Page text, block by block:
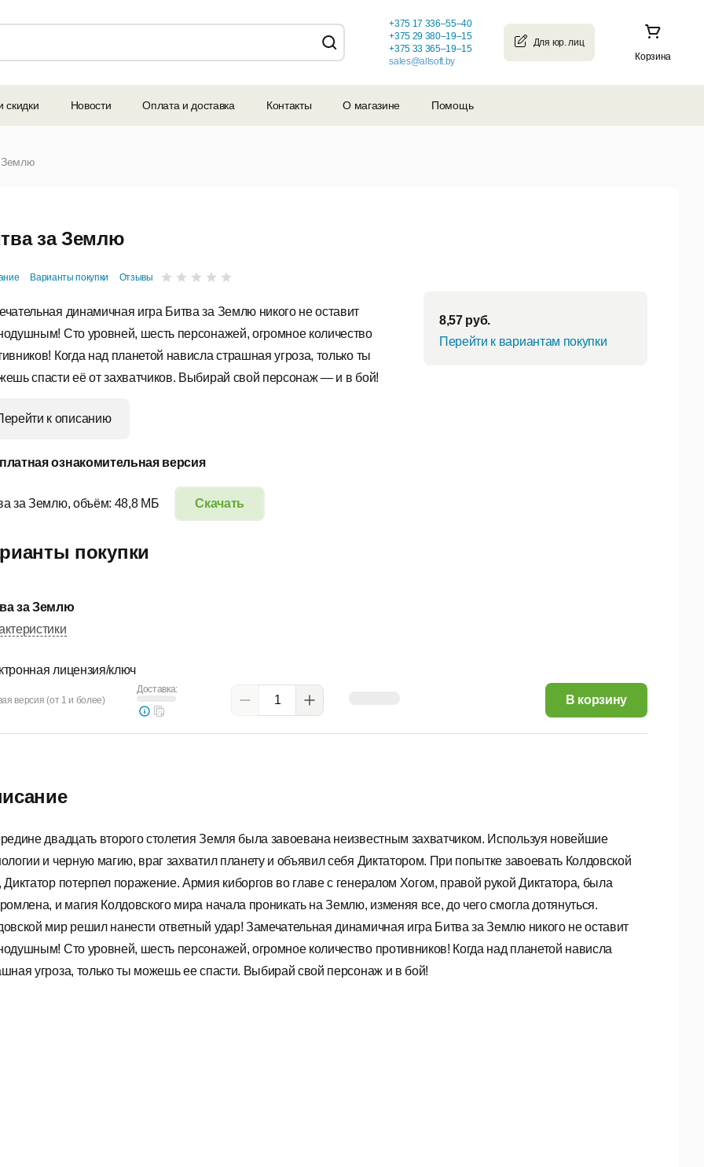
Корзина
+375 17 336–55–40
+375 29 380–19–15
+375 33 365–19–15
sales@allsoft.by
скидки Новости Оплата и доставка Контакты О магазине Помощь
Землю
за Землю
Варианты покупки Отзывы
динамичная игра Битва за Землю никого не оставит
Сто уровней, шесть персонажей, огромное количество
Когда над планетой нависла страшная угроза, только ты
спасти её от захватчиков. Выбирай свой персонаж — и в бой!
к описанию
8,57руб.
Перейти к вариантам покупки
ознакомительная версия
Скачать
за Землю, объём: 48,8 МБ
двадцать второго столетия Земля была завоевана неизвестным захватчиком. Используя новейшие
и черную магию, враг захватил планету и объявил себя Диктатором. При попытке завоевать Колдовской
Диктатор потерпел поражение. Армия киборгов во главе с генералом Хогом, правой рукой Диктатора, была
и магия Колдовского мира начала проникать на Землю, изменяя все, до чего смогла дотянуться.
мир решил нанести ответный удар! Замечательная динамичная игра Битва за Землю никого не оставит
Сто уровней, шесть персонажей, огромное количество противников! Когда над планетой нависла
угроза, только ты можешь ее спасти. Выбирай свой персонаж и в бой!
покупки
за Землю
лицензия/ключ
версия (от 1 и более)
Доставка:
В корзину